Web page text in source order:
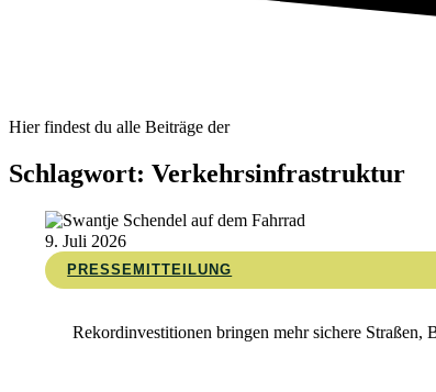
Hier findest du alle Beiträge der
Schlagwort: Verkehrsinfrastruktur
9. Juli 2026
PRESSEMITTEILUNG
Rekordinvestitionen bringen mehr sichere Straßen,